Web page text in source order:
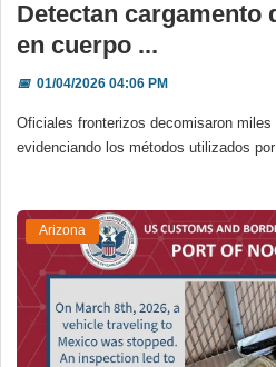
Detectan cargamento
en cuerpo ...
📅01/04/2026 04:06 PM
Oficiales fronterizos decomisaron miles
evidenciando los métodos utilizados
Arizona